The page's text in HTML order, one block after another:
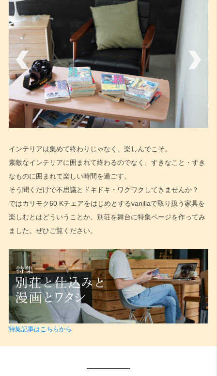
インテリアは集めて終わりじゃなく、楽しんでこそ。
素敵なインテリアに囲まれて終わるのでなく、すきなこと・すき
なものに囲まれて楽しい時間を過ごす。
そう聞くだけで不思議とドキドキ・ワクワクしてきませんか？
ではカリモク60 Kチェアをはじめとするvanillaで取り扱う家具を
楽しむとはどういうことか。別荘を舞台に特集ページを作ってみ
ました。ぜひご覧ください。
特集記事はこちらから